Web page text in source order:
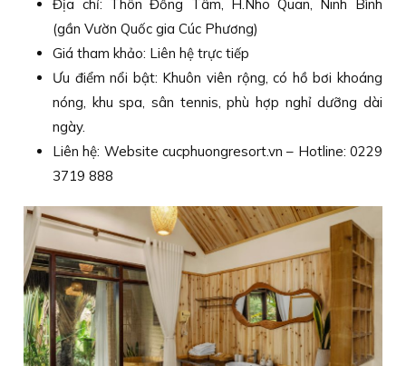
Địa chỉ: Thôn Đồng Tâm, H.Nho Quan, Ninh Bình
(gần Vườn Quốc gia Cúc Phương)
Giá tham khảo: Liên hệ trực tiếp
Ưu điểm nổi bật: Khuôn viên rộng, có hồ bơi khoáng
nóng, khu spa, sân tennis, phù hợp nghỉ dưỡng dài
ngày.
Liên hệ: Website cucphuongresort.vn – Hotline: 0229
3719 888